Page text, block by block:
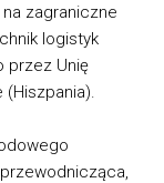
zagraniczne
logistyk
przez Unię
przewodnicząca,